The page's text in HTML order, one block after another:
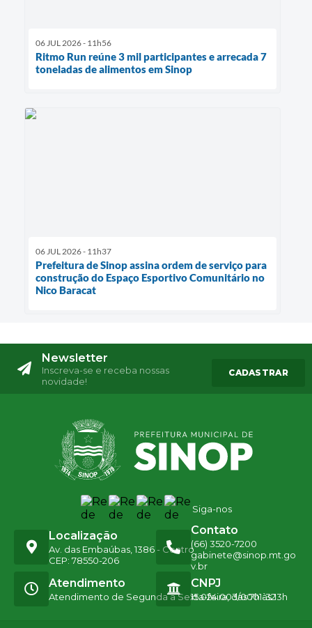
06 JUL 2026 - 11h56
Ritmo Run reúne 3 mil participantes e arrecada 7
toneladas de alimentos em Sinop
06 JUL 2026 - 11h37
Prefeitura de Sinop assina ordem de serviço para
construção do Espaço Esportivo Comunitário no
Nico Baracat
Newsletter
Inscreva-se e receba nossas
novidade!
CADASTRAR
Siga-nos
Localização
Av. das Embaúbas, 1386 - Centro
CEP: 78550-206
Contato
(66) 3520-7200
gabinete@sinop.mt.go
v.br
Atendimento
Atendimento de Segunda a Sexta-feira, das 7h às 13h
CNPJ
15.024.003/0001-32